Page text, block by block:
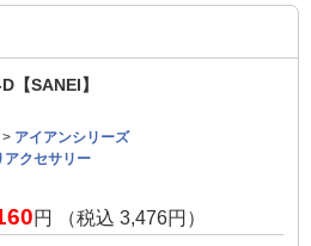
【SANEI】
> アイアンシリーズ
アクセサリー
円 （税込 3,476円）